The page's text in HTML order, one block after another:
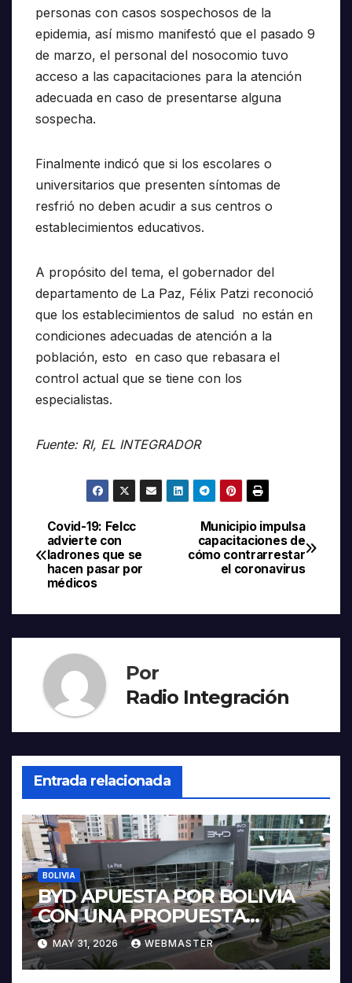
personas con casos sospechosos de la
epidemia, así mismo manifestó que el pasado 9
de marzo, el personal del nosocomio tuvo
acceso a las capacitaciones para la atención
adecuada en caso de presentarse alguna
sospecha.
Finalmente indicó que si los escolares o
universitarios que presenten síntomas de
resfrió no deben acudir a sus centros o
establecimientos educativos.
A propósito del tema, el gobernador del
departamento de La Paz, Félix Patzi reconoció
que los establecimientos de salud no están en
condiciones adecuadas de atención a la
población, esto en caso que rebasara el
control actual que se tiene con los
especialistas.
Fuente: RI, EL INTEGRADOR
Navegación
de
Municipio impulsa
capacitaciones de
cómo contrarrestar
el coronavirus
Covid-19: Felcc
advierte con
ladrones que se
hacen pasar por
médicos
Por
Radio Integración
Entrada relacionada
BOLIVIA
BYD APUESTA POR BOLIVIA
CON UNA PROPUESTA
INTEGRAL PARA IMPULSAR
LA ELECTROMOVILIDAD Y LA
INDUSTRIALIZACIÓN DEL
MAY 31, 2026 WEBMASTER